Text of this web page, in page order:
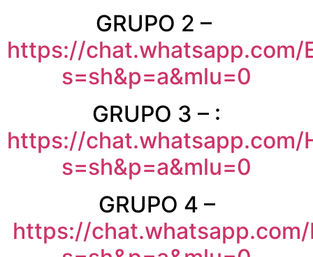
GRUPO 2 –
https://chat.whatsapp.com/
s=sh&p=a&mlu=0
GRUPO 3 – :
https://chat.whatsapp.com/
s=sh&p=a&mlu=0
GRUPO 4 –
https://chat.whatsapp.com/